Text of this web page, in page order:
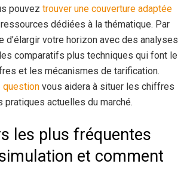
pouvez trouver une couverture adaptée
dédiées à la thématique. Par
d’élargir votre horizon avec des analyses
comparatifs plus techniques qui font le
et les mécanismes de tarification.
question vous aidera à situer les chiffres
pratiques actuelles du marché.
les plus fréquentes
et comment